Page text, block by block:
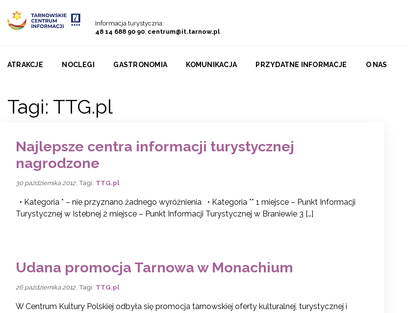
Informacja turystyczna:
48 14 688 90 90, centrum@it.tarnow.pl
ATRAKCJE NOCLEGI GASTRONOMIA KOMUNIKACJA PRZYDATNE INFORMACJE O NAS
Tagi: TTG.pl
Najlepsze centra informacji turystycznej
nagrodzone
30 października 2012 , Tagi: TTG.pl
• Kategoria * – nie przyznano żadnego wyróżnienia • Kategoria ** 1 miejsce – Punkt Informacji
Turystycznej w Istebnej 2 miejsce – Punkt Informacji Turystycznej w Braniewie 3 […]
Udana promocja Tarnowa w Monachium
26 października 2012, Tagi: TTG.pl
W Centrum Kultury Polskiej odbyła się promocja tarnowskiej oferty kulturalnej, turystycznej i